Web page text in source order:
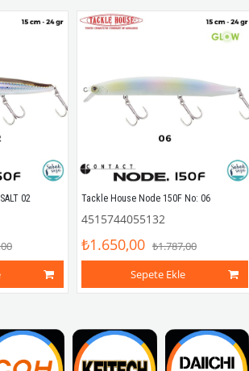
02 Tackle House Node 150F No: 06
4515744055132
₺1.650,00 ₺1.787,00
Sepete Ekle